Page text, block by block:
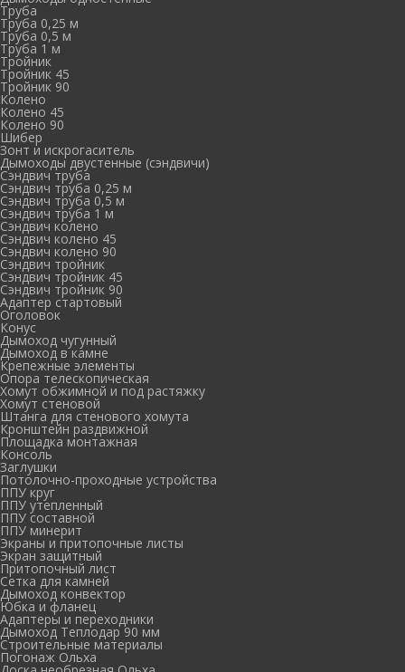
Труба
Труба 0,25 м
Труба 0,5 м
Труба 1 м
Тройник
Тройник 45
Тройник 90
Колено
Колено 45
Колено 90
Шибер
Зонт и искрогаситель
Дымоходы двустенные (сэндвичи)
Сэндвич труба
Сэндвич труба 0,25 м
Сэндвич труба 0,5 м
Сэндвич труба 1 м
Сэндвич колено
Сэндвич колено 45
Сэндвич колено 90
Сэндвич тройник
Сэндвич тройник 45
Сэндвич тройник 90
Адаптер стартовый
Оголовок
Конус
Дымоход чугунный
Дымоход в камне
Крепежные элементы
Опора телескопическая
Хомут обжимной и под растяжку
Хомут стеновой
Штанга для стенового хомута
Кронштейн раздвижной
Площадка монтажная
Консоль
Заглушки
Потолочно-проходные устройства
ППУ круг
ППУ утепленный
ППУ составной
ППУ минерит
Экраны и притопочные листы
Экран защитный
Притопочный лист
Сетка для камней
Дымоход конвектор
Юбка и фланец
Адаптеры и переходники
Дымоход Теплодар 90 мм
Cтроительные материалы
Погонаж Ольха